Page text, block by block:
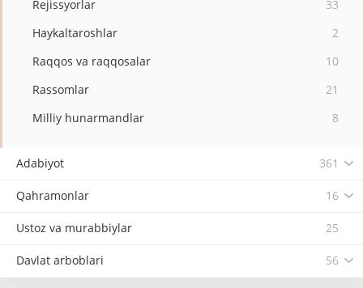
Rejissyorlar
33
Haykaltaroshlar
2
Raqqos va raqqosalar
10
Rassomlar
21
Milliy hunarmandlar
8
Adabiyot 361
Qahramonlar 16
Ustoz va murabbiylar 25
Davlat arboblari 56